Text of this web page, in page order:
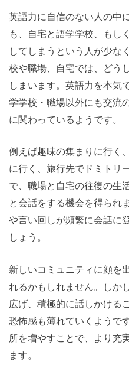
英語力に自信のない人の中
も、自宅と語学学校、もし
してしまうという人が少な
校や職場、自宅では、どう
しまいます。英語力を本気
学学校・職場以外にも交流
に関わっているようです。
例えば趣味の集まりに行く
に行く、旅行先でドミトリ
で、職場と自宅の往復の生
と会話をする機会を得られ
や言い回しが頻繁に会話に
しょう。
新しいコミュニティに顔を
れるかもしれません。しか
広げ、積極的に話しかける
恐怖感も薄れていくようで
所を増やすことで、より充
ます。